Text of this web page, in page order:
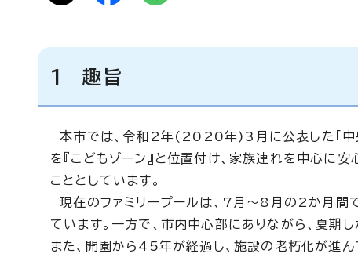
1 趣旨
本市では、令和2年(2020年)3月に公表した「中
を『こどもゾーン』と位置付け、家族連れを中心に
こととしています。
現在のファミリープールは、7月～8月の2か月間
ています。一方で、市内中心部にありながら、夏期
また、開園から45年が経過し、施設の老朽化が進ん